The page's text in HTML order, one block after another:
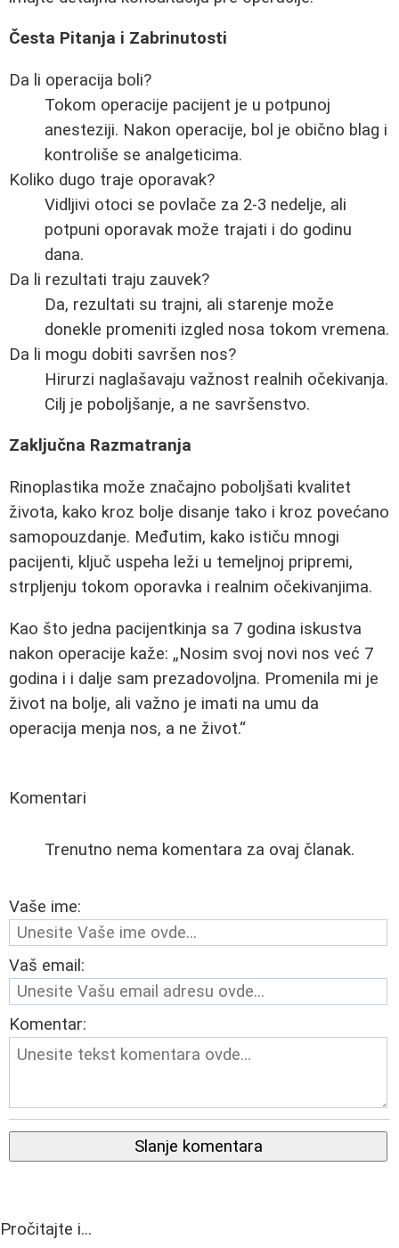
Česta Pitanja i Zabrinutosti
Da li operacija boli?
Tokom operacije pacijent je u potpunoj
anesteziji. Nakon operacije, bol je obično blag i
kontroliše se analgeticima.
Koliko dugo traje oporavak?
Vidljivi otoci se povlače za 2-3 nedelje, ali
potpuni oporavak može trajati i do godinu
dana.
Da li rezultati traju zauvek?
Da, rezultati su trajni, ali starenje može
donekle promeniti izgled nosa tokom vremena.
Da li mogu dobiti savršen nos?
Hirurzi naglašavaju važnost realnih očekivanja.
Cilj je poboljšanje, a ne savršenstvo.
Zaključna Razmatranja
Rinoplastika može značajno poboljšati kvalitet
života, kako kroz bolje disanje tako i kroz povećano
samopouzdanje. Međutim, kako ističu mnogi
pacijenti, ključ uspeha leži u temeljnoj pripremi,
strpljenju tokom oporavka i realnim očekivanjima.
Kao što jedna pacijentkinja sa 7 godina iskustva
nakon operacije kaže:
Nosim svoj novi nos već 7
godina i i dalje sam prezadovoljna. Promenila mi je
život na bolje, ali važno je imati na umu da
operacija menja nos, a ne život.
Komentari
Trenutno nema komentara za ovaj članak.
Vaše ime:
Vaš email:
Komentar:
Slanje komentara
Pročitajte i...